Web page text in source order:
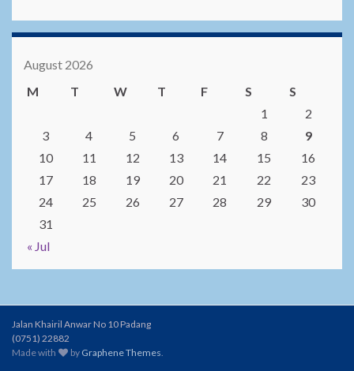
August 2026
M
T W T F S S
« Jul
1
2
3
4 5 6 7 8
9
10
11 12 13 14 15
16
17
18 19 20 21 22
23
24
25 26 27 28 29
30
31
Jalan Khairil Anwar No 10 Padang
(0751) 22882
Made with
by Graphene Themes